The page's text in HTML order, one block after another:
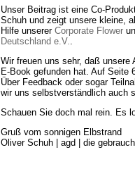
Unser Beitrag ist eine Co-
Schuh und zeigt unsere kleine,
Hilfe unserer Corporate Flower
Deutschland e.V..
Wir freuen uns sehr, daß unsere
E-Book gefunden hat. Auf Seite
Über Feedback oder sogar
wir uns selbstverständlich auch
Schauen Sie doch mal rein. Es
Gruß vom sonnigen Elbstrand
Oliver Schuh | agd | die